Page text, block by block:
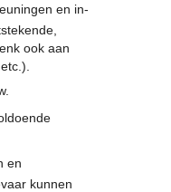
en in-
ook aan
en
kunnen